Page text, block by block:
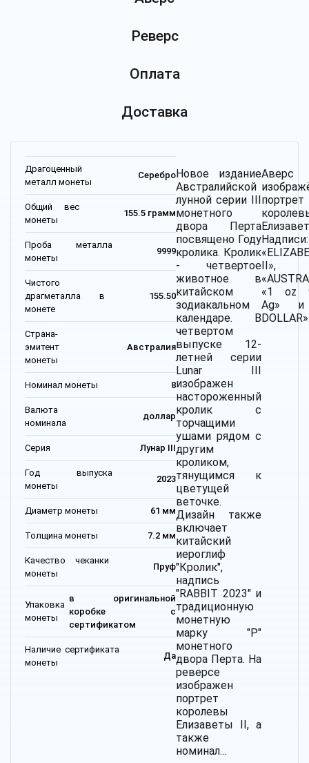
Реверс
Оплата
Доставка
Драгоценный
металл монеты
Серебро
Общий вес
монеты
155.5 грамм
Проба металла
монеты
9999
Чистого
драгметалла в
монете
155.50
Страна-
эмитент
монеты
Австралия
Номинал монеты 8
Валюта
номинала
доллар
Серия Лунар III
Год выпуска
монеты
2023
Диаметр монеты 61 мм
Толщина монеты 7.2 мм
Качество чеканки
монеты
Пруф
Упаковка
монеты
в оригинальной
коробке с
сертификатом
Наличие сертификата
монеты
Да
Новое издание
Австралийской
лунной серии III
монетного
двора Перта
посвящено Году
кролика. Кролик
- четвертое
животное в
китайском
зодиакальном
календаре. В
четвертом
выпуске 12-
летней серии
Lunar III
изображен
настороженный
кролик с
торчащими
ушами рядом с
другим
кроликом,
тянущимся к
цветущей
веточке.
Дизайн также
включает
китайский
иероглиф
"Кролик",
надпись
"RABBIT 2023" и
традиционную
монетную
марку "P"
монетного
двора Перта. На
реверсе
изображен
портрет
королевы
Елизаветы II, а
также
номинал…
портрет
Надписи:
II»,
«1 oz
Ag»